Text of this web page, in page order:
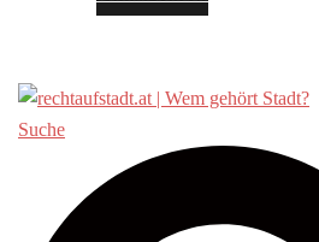
Suche